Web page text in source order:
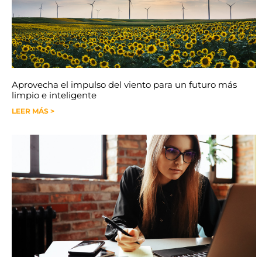
Aprovecha el impulso del viento para un futuro más
limpio e inteligente
LEER MÁS >